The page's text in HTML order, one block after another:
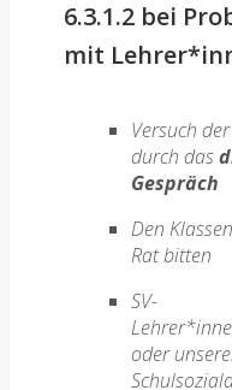
6.3.1.2 bei
mit
Versuch
durch das
Gespräch
Den
Rat bitten
SV-
oder